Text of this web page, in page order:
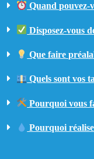
Quand pouvez-
Disposez-vous
Que faire
Quels sont vos
Pourquoi vous
Pourquoi